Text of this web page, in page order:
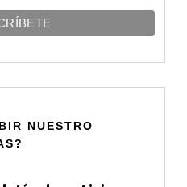
NUESTRO